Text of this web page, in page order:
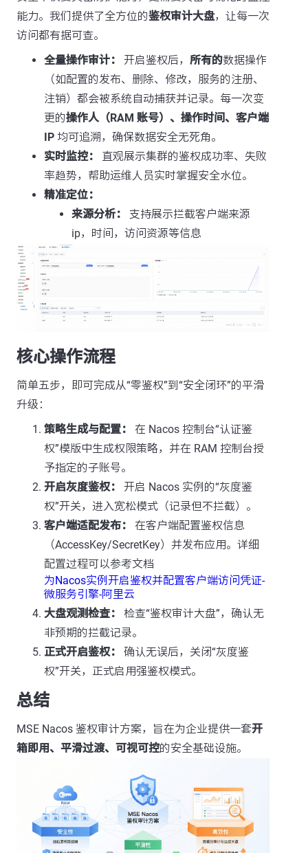
能力。我们提供了全方位的鉴权审计大盘，让每一次
访问都有据可查。
全量操作审计：
开启鉴权后， 所有的数据操作
（如配置的发布、删除、修改，服务的注册、
注销）都会被系统自动捕获并记录。每一次变
更的操作人（RAM 账号）、操作时间、客户端
IP 均可追溯，确保数据安全无死角。
实时监控：
直观展示集群的鉴权成功率、失败
率趋势，帮助运维人员实时掌握安全水位。
精准定位：
来源分析：
支持展示拦截客户端来源
ip，时间，访问资源等信息
核心操作流程
简单五步，即可完成从“零鉴权”到“安全闭环”的平滑
升级：
策略生成与配置：
在 Nacos 控制台“认证鉴
权”模版中生成权限策略，并在 RAM 控制台授
予指定的子账号。
开启灰度鉴权：
开启 Nacos 实例的“灰度鉴
权”开关，进入宽松模式（记录但不拦截）。
客户端适配发布：
在客户端配置鉴权信息
（AccessKey/SecretKey）并发布应用。详细
配置过程可以参考文档
为Nacos实例开启鉴权并配置客户端访问凭证-
微服务引擎-阿里云
大盘观测检查：
检查“鉴权审计大盘”，确认无
非预期的拦截记录。
正式开启鉴权：
确认无误后，关闭“灰度鉴
权”开关，正式启用强鉴权模式。
总结
MSE Nacos 鉴权审计方案，旨在为企业提供一套开
箱即用、平滑过渡、可视可控的安全基础设施。